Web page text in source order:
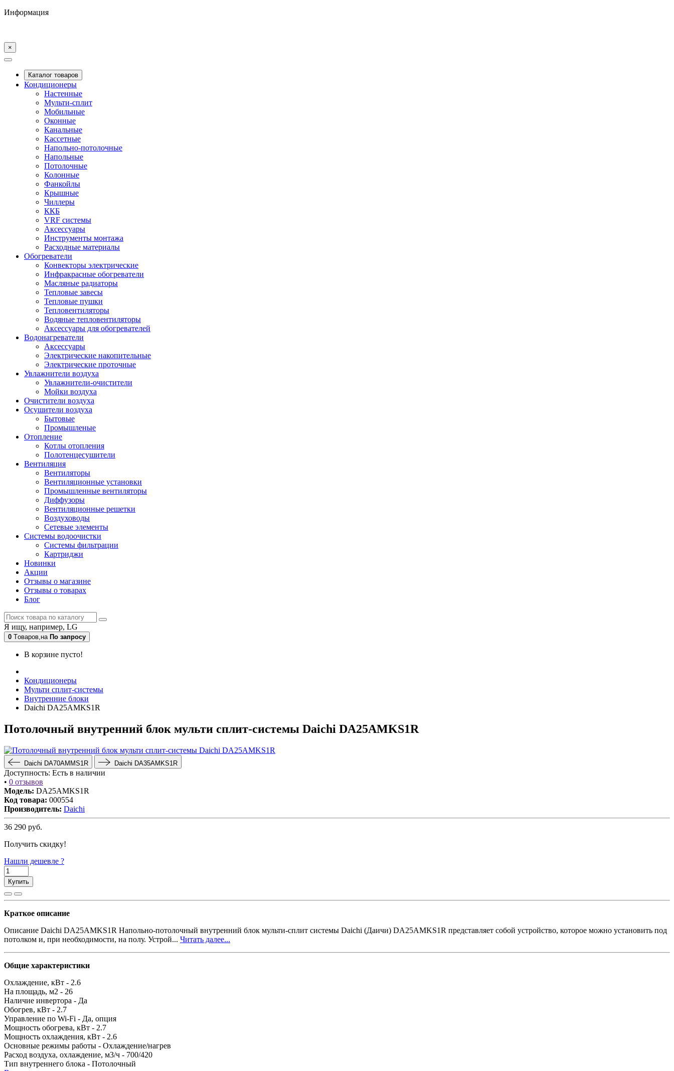
Информация
×
Каталог товаров
Кондиционеры
Настенные
Мульти-сплит
Мобильные
Оконные
Канальные
Кассетные
Напольно-потолочные
Напольные
Потолочные
Колонные
Фанкойлы
Крышные
Чиллеры
ККБ
VRF системы
Аксессуары
Инструменты монтажа
Расходные материалы
Обогреватели
Конвекторы электрические
Инфракрасные обогреватели
Масляные радиаторы
Тепловые завесы
Тепловые пушки
Тепловентиляторы
Водяные тепловентиляторы
Аксессуары для обогревателей
Водонагреватели
Аксессуары
Электрические накопительные
Электрические проточные
Увлажнители воздуха
Увлажнители-очистители
Мойки воздуха
Очистители воздуха
Осушители воздуха
Бытовые
Промышленые
Отопление
Котлы отопления
Полотенцесушители
Вентиляция
Вентиляторы
Вентиляционные установки
Промышленные вентиляторы
Диффузоры
Вентиляционные решетки
Воздуховоды
Сетевые элементы
Системы водоочистки
Системы фильтрации
Картриджи
Новинки
Акции
Отзывы о магазине
Отзывы о товарах
Блог
Я ищу, например, LG
0 Tоваров,на По запросу
В корзине пусто!
Кондиционеры
Мульти сплит-системы
Внутренние блоки
Daichi DA25AMKS1R
Потолочный внутренний блок мульти сплит-системы Daichi DA25AMKS1R
Daichi DA70AMMS1R Daichi DA35AMKS1R
Доступность: Есть в наличии
• 0 отзывов
Модель: DA25AMKS1R
Код товара: 000554
Производитель: Daichi
36 290 руб.
Получить скидку!
Нашли дешевле ?
Купить
Краткое описание
Описание Daichi DA25AMKS1R Напольно-потолочный внутренний блок мульти-сплит системы Daichi (Даичи) DA25AMKS1R представляет собой устройство, которое можно установить под
потолком и, при необходимости, на полу. Устрой... Читать далее...
Общие характеристики
Охлаждение, кВт - 2.6
На площадь, м2 - 26
Наличие инвертора - Да
Обогрев, кВт - 2.7
Управление по Wi-Fi - Да, опция
Мощность обогрева, кВт - 2.7
Мощность охлаждения, кВт - 2.6
Основные режимы работы - Охлаждение/нагрев
Расход воздуха, охлаждение, м3/ч - 700/420
Тип внутреннего блока - Потолочный